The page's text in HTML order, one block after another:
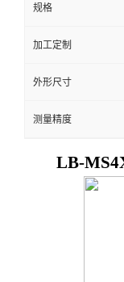
规格
加工定制
外形尺寸
测量精度
LB-